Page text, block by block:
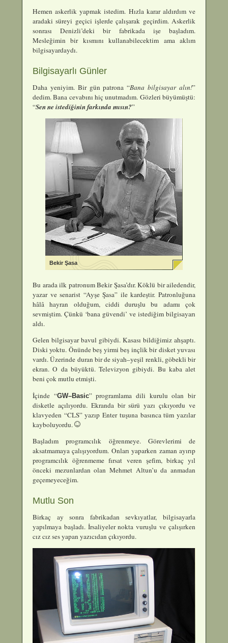
Hemen askerlik yapmak istedim. Hızla karar aldırdım ve
aradaki süreyi geçici işlerde çalışarak geçirdim. Askerlik
sonrası Denizli’deki bir fabrikada işe başladım.
Mesleğimin bir kısmını kullanabilecektim ama aklım
bilgisayardaydı.
Bilgisayarlı Günler
Daha yeniyim. Bir gün patrona “Bana bilgisayar alın!”
dedim. Bana cevabını hiç unutmadım. Gözleri büyümüştü:
“Sen ne istediğinin farkında mısın?”
Bekir Şasa
Bu arada ilk patronum Bekir Şasa’dır. Köklü bir ailedendir,
yazar ve senarist “Ayşe Şasa” ile kardeştir. Patronluğuna
hâlâ hayran olduğum, ciddi duruşlu bu adamı çok
sevmiştim. Çünkü ‘bana güvendi’ ve istediğim bilgisayarı
aldı.
Gelen bilgisayar bavul gibiydi. Kasası bildiğimiz ahşaptı.
Diski yoktu. Önünde beş yirmi beş inçlik bir disket yuvası
vardı. Üzerinde duran bir de siyah–yeşil renkli, göbekli bir
ekran. O da büyüktü. Televizyon gibiydi. Bu kaba alet
beni çok mutlu etmişti.
İçinde “GW–Basic” programlama dili kurulu olan bir
disketle açılıyordu. Ekranda bir sürü yazı çıkıyordu ve
klavyeden “CLS” yazıp Enter tuşuna basınca tüm yazılar
kayboluyordu.
Başladım programcılık öğrenmeye. Görevlerimi de
aksatmamaya çalışıyordum. Onları yaparken zaman ayırıp
programcılık öğrenmeme fırsat veren şefim, birkaç yıl
önceki mezunlardan olan Mehmet Altun’u da anmadan
geçemeyeceğim.
Mutlu Son
Birkaç ay sonra fabrikadan sevkıyatlar, bilgisayarla
yapılmaya başladı. İrsaliyeler nokta vuruşlu ve çalışırken
cız cız ses yapan yazıcıdan çıkıyordu.